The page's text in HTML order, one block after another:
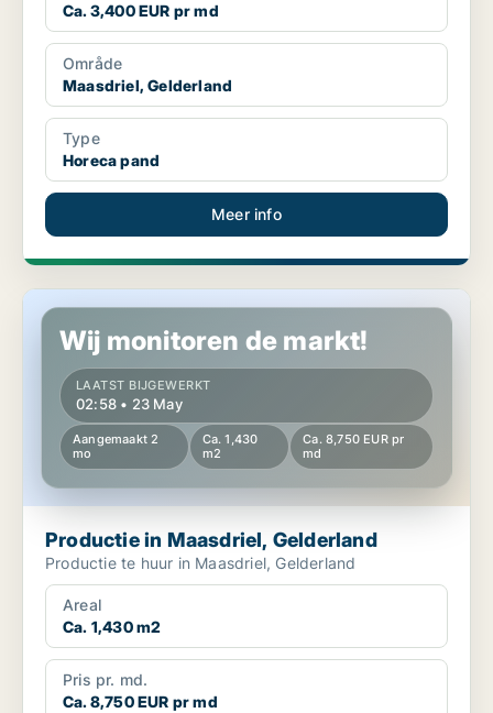
Ca. 3,400 EUR pr md
Område
Maasdriel, Gelderland
Type
Horeca pand
Meer info
Productie in Maasdriel, Gelderland
Wij monitoren de markt!
LAATST BIJGEWERKT
02:58 • 23 May
Aangemaakt 2
mo
Ca. 1,430
m2
Ca. 8,750 EUR pr
md
Productie in Maasdriel, Gelderland
Productie te huur in Maasdriel, Gelderland
Areal
Ca. 1,430 m2
Pris pr. md.
Ca. 8,750 EUR pr md